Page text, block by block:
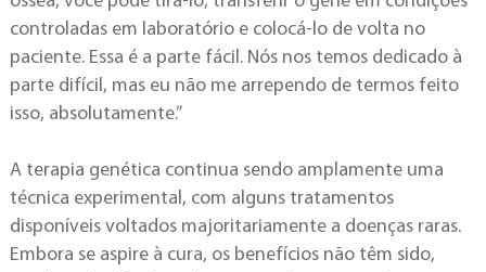
controladas em laboratório e colocá-lo de volta no
paciente. Essa é a parte fácil. Nós nos temos dedicado à
parte difícil, mas eu não me arrependo de termos feito
isso, absolutamente.”
A terapia genética continua sendo amplamente uma
técnica experimental, com alguns tratamentos
disponíveis voltados majoritariamente a doenças raras.
Embora se aspire à cura, os benefícios não têm sido,